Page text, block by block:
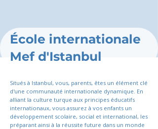
École internationale
Mef d'Istanbul
Situés à Istanbul, vous, parents, êtes un élément clé
d'une communauté internationale dynamique. En
alliant la culture turque aux principes éducatifs
internationaux, vous assurez à vos enfants un
développement scolaire, social et international, les
préparant ainsi à la réussite future dans un monde